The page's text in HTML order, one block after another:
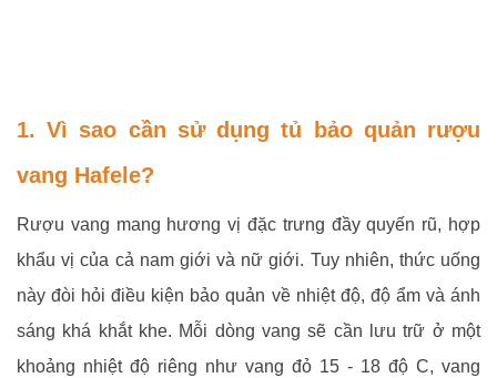
1. Vì sao cần sử dụng tủ bảo quản rượu
vang Hafele?
Rượu vang mang hương vị đặc trưng đầy quyến rũ, hợp
khẩu vị của cả nam giới và nữ giới. Tuy nhiên, thức uống
này đòi hỏi điều kiện bảo quản về nhiệt độ, độ ẩm và ánh
sáng khá khắt khe. Mỗi dòng vang sẽ cần lưu trữ ở một
khoảng nhiệt độ riêng như vang đỏ 15 - 18 độ C, vang